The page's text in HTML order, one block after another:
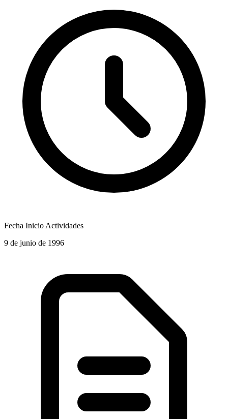
Fecha Inicio Actividades
9 de junio de 1996